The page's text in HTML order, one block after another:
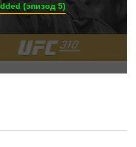
(эпизод 5)